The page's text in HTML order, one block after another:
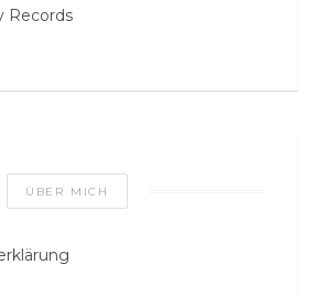
Records
ÜBER MICH